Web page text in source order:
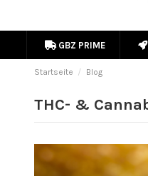
GBZ PRIME
Startseite Blog
THC- &